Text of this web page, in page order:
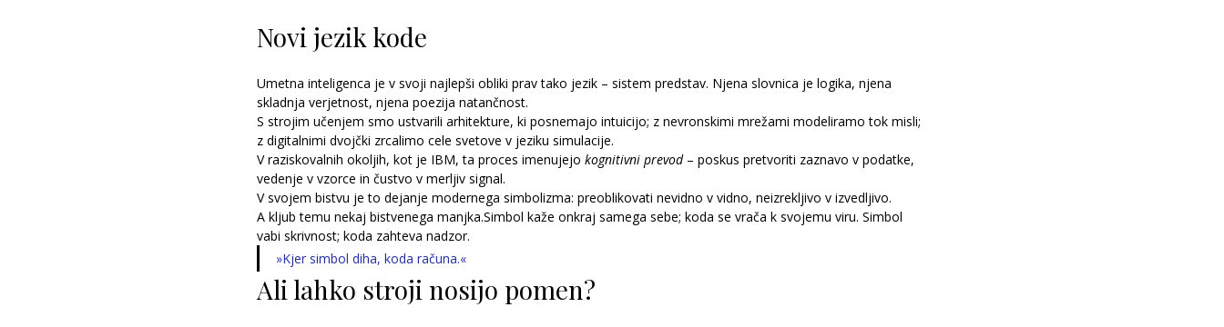
Novi jezik kode
Umetna inteligenca je v svoji najlepši obliki prav tako jezik – sistem predstav. Njena slovnica je logika, njena
skladnja verjetnost, njena poezija natančnost.
S strojim učenjem smo ustvarili arhitekture, ki posnemajo intuicijo; z nevronskimi mrežami modeliramo tok misli;
z digitalnimi dvojčki zrcalimo cele svetove v jeziku simulacije.
V raziskovalnih okoljih, kot je IBM, ta proces imenujejo kognitivni prevod – poskus pretvoriti zaznavo v podatke,
vedenje v vzorce in čustvo v merljiv signal.
V svojem bistvu je to dejanje modernega simbolizma: preoblikovati nevidno v vidno, neizrekljivo v izvedljivo.
A kljub temu nekaj bistvenega manjka.Simbol kaže onkraj samega sebe; koda se vrača k svojemu viru. Simbol
vabi skrivnost; koda zahteva nadzor.
»Kjer simbol diha, koda računa.«
Ali lahko stroji nosijo pomen?